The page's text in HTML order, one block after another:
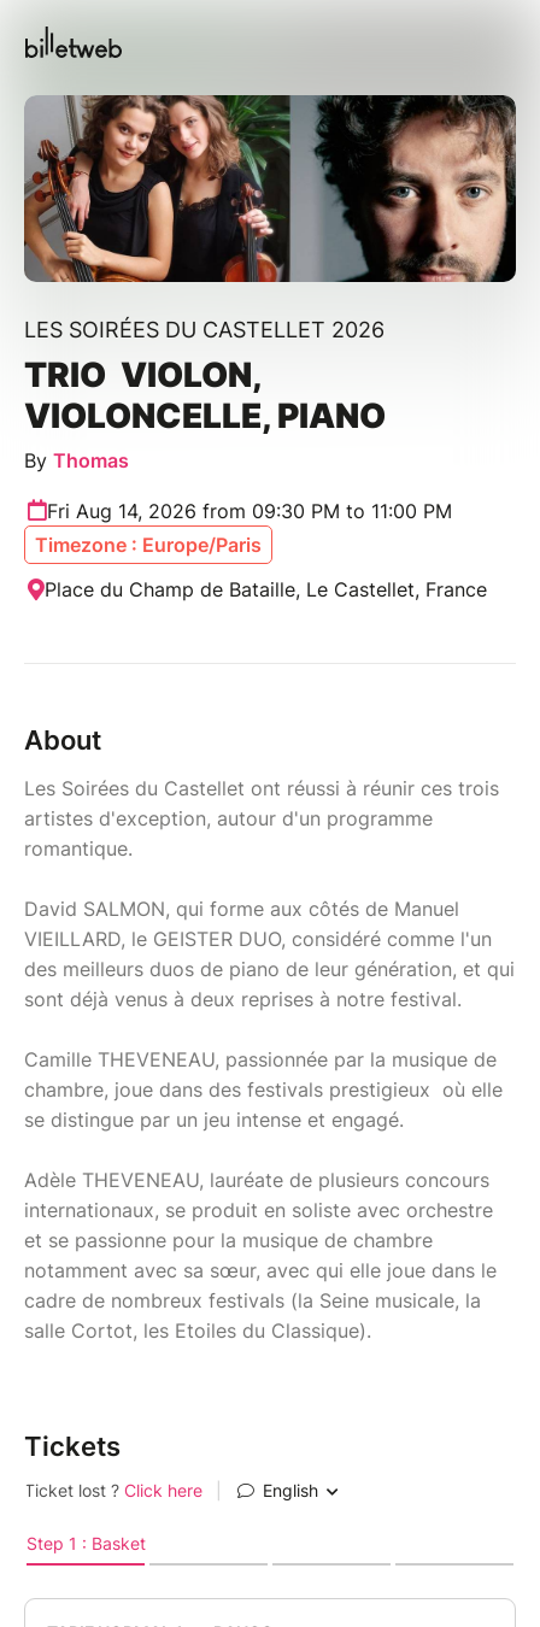
LES SOIRÉES DU CASTELLET 2026
TRIO VIOLON,
VIOLONCELLE, PIANO
By Thomas
Fri Aug 14, 2026 from 09:30 PM to 11:00 PM
Timezone : Europe/Paris
Place du Champ de Bataille, Le Castellet, France
About
Les Soirées du Castellet ont réussi à réunir ces trois
artistes d'exception, autour d'un programme
romantique.
David SALMON, qui forme aux côtés de Manuel
VIEILLARD, le GEISTER DUO, considéré comme l'un
des meilleurs duos de piano de leur génération, et qui
sont déjà venus à deux reprises à notre festival.
Camille THEVENEAU, passionnée par la musique de
chambre, joue dans des festivals prestigieux où elle
se distingue par un jeu intense et engagé.
Adèle THEVENEAU, lauréate de plusieurs concours
internationaux, se produit en soliste avec orchestre
et se passionne pour la musique de chambre
notamment avec sa sœur, avec qui elle joue dans le
cadre de nombreux festivals (la Seine musicale, la
salle Cortot, les Etoiles du Classique).
Tickets